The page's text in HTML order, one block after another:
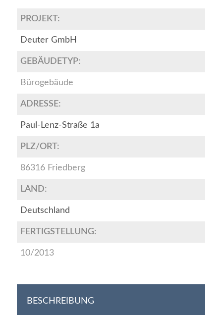
PROJEKT:
Deuter GmbH
GEBÄUDETYP:
Bürogebäude
ADRESSE:
Paul-Lenz-Straße 1a
PLZ/ORT:
86316 Friedberg
LAND:
Deutschland
FERTIGSTELLUNG:
10/2013
BESCHREIBUNG